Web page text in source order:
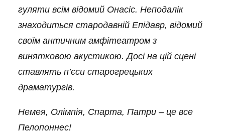
гуляти всім відомий Онасіс. Неподалік
знаходиться стародавній Епідавр, відомий
своїм античним амфітеатром з
винятковою акустикою. Досіна цій сцені
ставлять п’єси старогрецьких
драматургів.
Немея, Олімпія, Спарта, Патри – це все
Пелопоннес!